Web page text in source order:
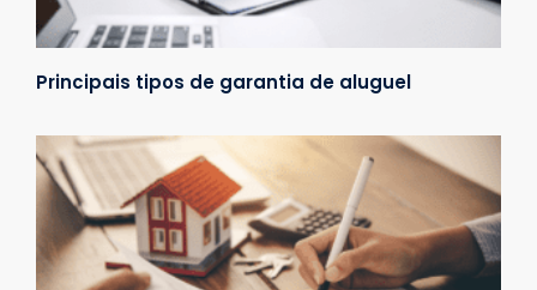
Principais tipos de garantia de aluguel